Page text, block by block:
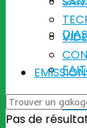
Pas de